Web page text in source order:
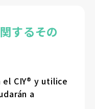
するその
CIY® y utilice
a